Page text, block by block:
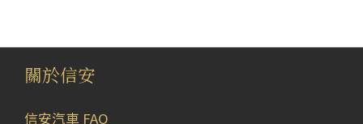
關於信安
信安汽車 FAQ